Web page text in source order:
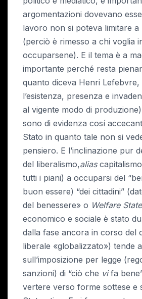
argomentazioni dovevano
lavoro non si poteva limitare a
(perciò è rimesso a chi voglia
occuparsene). E il tema è a
importante perché resta
quanto diceva Henri Lefebvre,
l’esistenza, presenza e
al vigente modo di
sono di evidenza cosí
Stato in quanto tale non si
pensiero. E l’inclinazione pur
del liberalismo,alias
tutti i piani) a occuparsi del
buon essere) “dei cittadini”
del benessere» o Welfare State
economico e sociale è stato
dalla fase ancora in corso del
liberale «globalizzato») tende
sull’imposizione per legge
sanzioni) di “ciò che vifa
vertere verso forme sottese e